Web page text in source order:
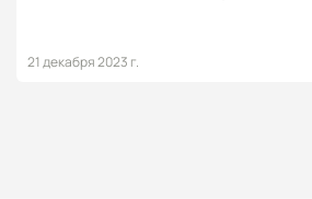
21 декабря 2023 г.